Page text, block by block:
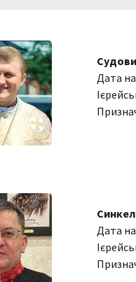
Дата
Дата